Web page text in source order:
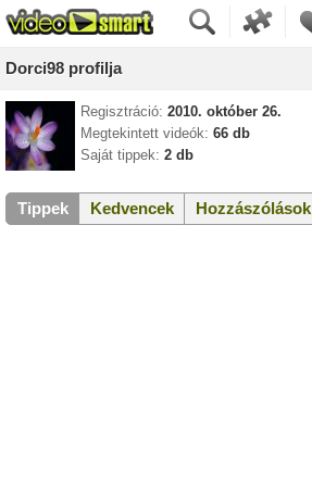
Dorci98 profilja
Regisztráció: 2010. október 26.
Megtekintett videók: 66 db
Saját tippek: 2 db
Tippek Kedvencek Hozzászólások